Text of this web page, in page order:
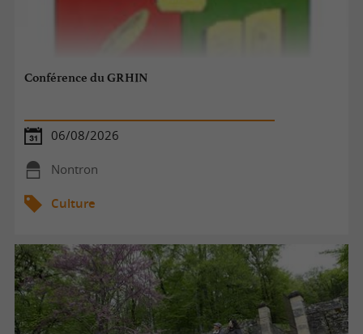
Conférence du GRHIN
06/08/2026
Nontron
Culture